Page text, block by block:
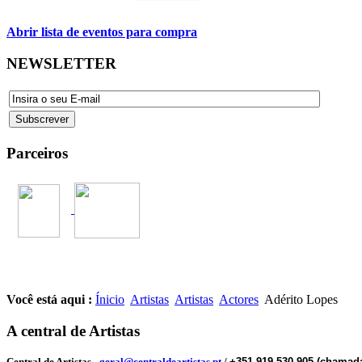
Abrir lista de eventos para compra
NEWSLETTER
Parceiros
Você está aqui : Ínicio Artistas Artistas Actores Adérito Lopes
A central de Artistas